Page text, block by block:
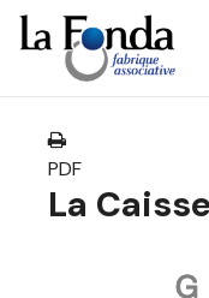
Aller
au
contenu
principal
PDF
La